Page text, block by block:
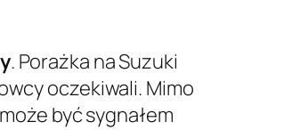
. Porażka na Suzuki
oczekiwali. Mimo
być sygnałem